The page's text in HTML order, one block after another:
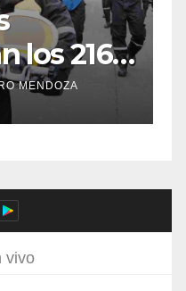
los 216
en el
MENDOZA